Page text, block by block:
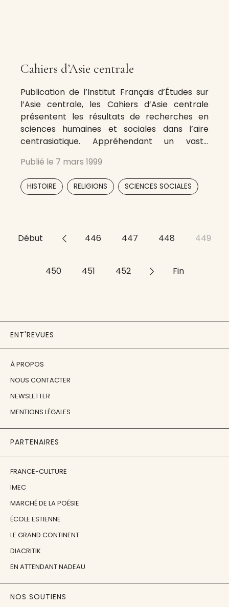
Cahiers d’Asie centrale
Publication de l’Institut Français d’Études sur
l’Asie centrale, les Cahiers d’Asie centrale
présentent les résultats de recherches en
sciences humaines et sociales dans l’aire
centrasiatique. Appréhendant un vaste
carrefour des mondes russe, turc, chinois et
iranien, cette revue pluridisciplinaire aide à la
compréhension de ses réalités et de ses
Publié le 7 mars 1999
HISTOIRE RELIGIONS SCIENCES SOCIALES
Début << 446 447 448 449
450 451 452 >> Fin
ENT'REVUES
À PROPOS
NOUS CONTACTER
NEWSLETTER
MENTIONS LÉGALES
PARTENAIRES
FRANCE-CULTURE
IMEC
MARCHÉ DE LA POÉSIE
ÉCOLE ESTIENNE
LE GRAND CONTINENT
DIACRITIK
EN ATTENDANT NADEAU
NOS SOUTIENS